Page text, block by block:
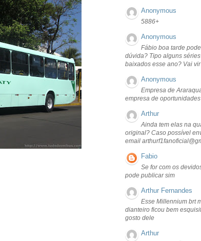
Anonymous
5886+
Anonymous
Fábio boa tarde
dúvida? Tipo alguns
baixados esse ano? Vai
Anonymous
Empresa de
empresa de
Arthur
Ainda tem elas na
original? Caso possível
email
Fabio
Se for com os
pode publicar sim
Arthur Fernandes
Esse Millennium brt
dianteiro ficou bem
gosto dele
Arthur